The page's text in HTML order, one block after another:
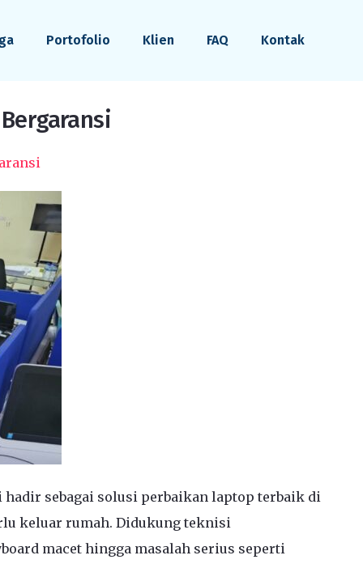
Portofolio Klien FAQ Kontak
hadir sebagai solusi perbaikan laptop terbaik di
keluar rumah. Didukung teknisi
macet hingga masalah serius seperti